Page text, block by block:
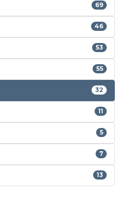
69
46
53
55
32
11
5
7
13